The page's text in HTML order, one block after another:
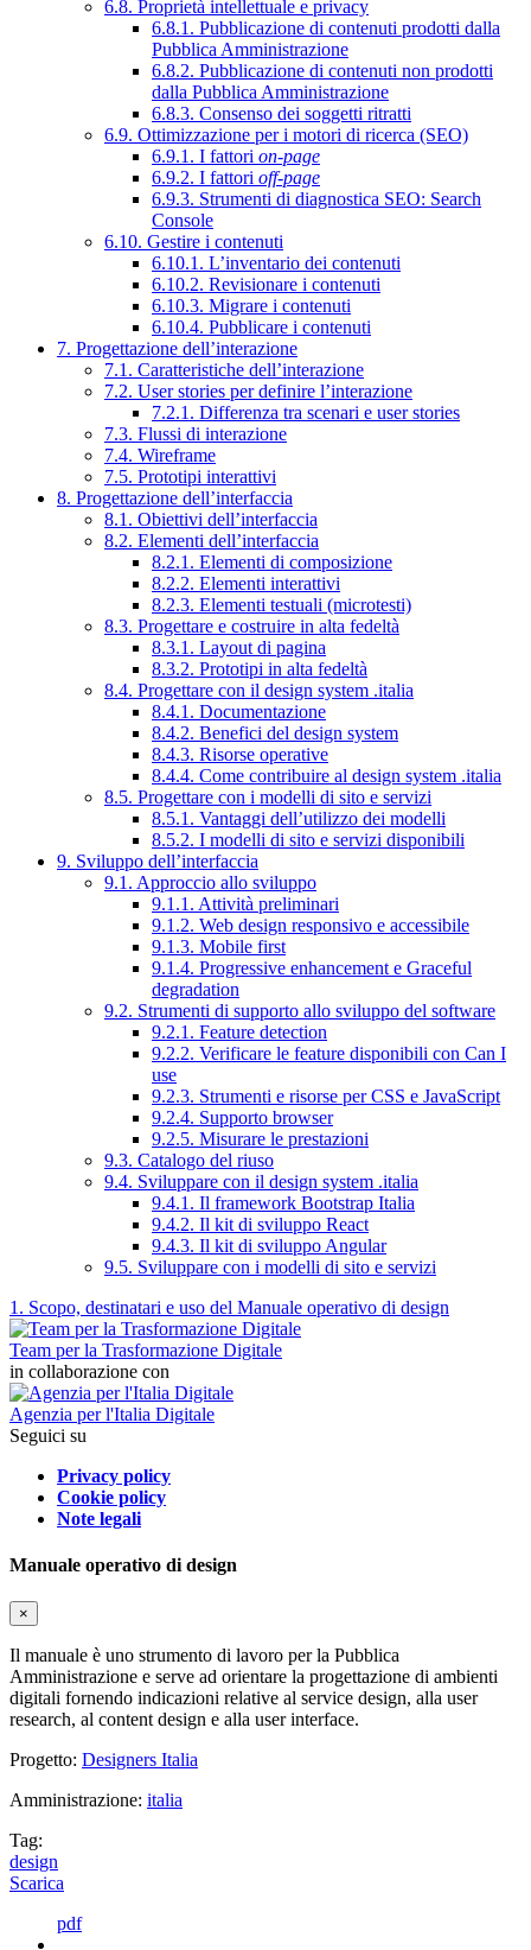
6.8. Proprietà intellettuale e privacy
6.8.1. Pubblicazione di contenuti prodotti dalla
Pubblica Amministrazione
6.8.2. Pubblicazione di contenuti non prodotti
dalla Pubblica Amministrazione
6.8.3. Consenso dei soggetti ritratti
6.9. Ottimizzazione per i motori di ricerca (SEO)
6.9.1. I fattori on-page
6.9.2. I fattori off-page
6.9.3. Strumenti di diagnostica SEO: Search
Console
6.10. Gestire i contenuti
6.10.1. L’inventario dei contenuti
6.10.2. Revisionare i contenuti
6.10.3. Migrare i contenuti
6.10.4. Pubblicare i contenuti
7. Progettazione dell’interazione
7.1. Caratteristiche dell’interazione
7.2. User stories per definire l’interazione
7.2.1. Differenza tra scenari e user stories
7.3. Flussi di interazione
7.4. Wireframe
7.5. Prototipi interattivi
8. Progettazione dell’interfaccia
8.1. Obiettivi dell’interfaccia
8.2. Elementi dell’interfaccia
8.2.1. Elementi di composizione
8.2.2. Elementi interattivi
8.2.3. Elementi testuali (microtesti)
8.3. Progettare e costruire in alta fedeltà
8.3.1. Layout di pagina
8.3.2. Prototipi in alta fedeltà
8.4. Progettare con il design system .italia
8.4.1. Documentazione
8.4.2. Benefici del design system
8.4.3. Risorse operative
8.4.4. Come contribuire al design system .italia
8.5. Progettare con i modelli di sito e servizi
8.5.1. Vantaggi dell’utilizzo dei modelli
8.5.2. I modelli di sito e servizi disponibili
9. Sviluppo dell’interfaccia
9.1. Approccio allo sviluppo
9.1.1. Attività preliminari
9.1.2. Web design responsivo e accessibile
9.1.3. Mobile first
9.1.4. Progressive enhancement e Graceful
degradation
9.2. Strumenti di supporto allo sviluppo del software
9.2.1. Feature detection
9.2.2. Verificare le feature disponibili con Can I
use
9.2.3. Strumenti e risorse per CSS e JavaScript
9.2.4. Supporto browser
9.2.5. Misurare le prestazioni
9.3. Catalogo del riuso
9.4. Sviluppare con il design system .italia
9.4.1. Il framework Bootstrap Italia
9.4.2. Il kit di sviluppo React
9.4.3. Il kit di sviluppo Angular
9.5. Sviluppare con i modelli di sito e servizi
1. Scopo, destinatari e uso del Manuale operativo di design
Team per la Trasformazione Digitale
in collaborazione con
Agenzia per l'Italia Digitale
Seguici su
Privacy policy
Cookie policy
Note legali
Manuale operativo di design
×
Il manuale è uno strumento di lavoro per la Pubblica
Amministrazione e serve ad orientare la progettazione di ambienti
digitali fornendo indicazioni relative al service design, alla user
research, al content design e alla user interface.
Progetto: Designers Italia
Amministrazione: italia
Tag:
design
Scarica
pdf